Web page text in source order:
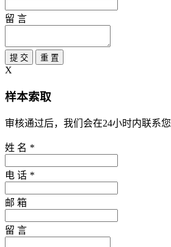
留 言
提 交 重 置
X
样本索取
审核通过后，我们会在24小时内联系您
姓 名 *
电 话 *
邮 箱
留 言